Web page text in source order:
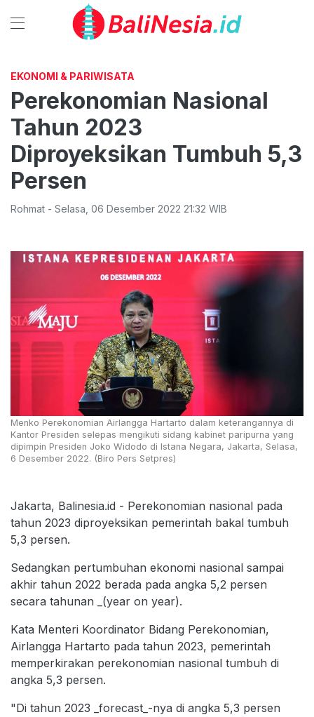
EKONOMI & PARIWISATA
Perekonomian Nasional
Tahun 2023
Diproyeksikan Tumbuh 5,3
Persen
Rohmat - Selasa 06 Desember 2022 21:32 WIB
Menko Perekonomian Airlangga Hartarto dalam keterangannya di
Kantor Presiden selepas mengikuti sidang kabinet paripurna yang
dipimpin Presiden Joko Widodo di Istana Negara, Jakarta, Selasa,
6 Desember 2022. (Biro Pers Setpres)
Jakarta, Balinesia.id - Perekonomian nasional pada
tahun 2023 diproyeksikan pemerintah bakal tumbuh
5,3 persen.
Sedangkan pertumbuhan ekonomi nasional sampai
akhir tahun 2022 berada pada angka 5,2 persen
secara tahunan _(year on year).
Kata Menteri Koordinator Bidang Perekonomian,
Airlangga Hartarto pada tahun 2023, pemerintah
memperkirakan perekonomian nasional tumbuh di
angka 5,3 persen.
"Di tahun 2023 _forecast_-nya di angka 5,3 persen